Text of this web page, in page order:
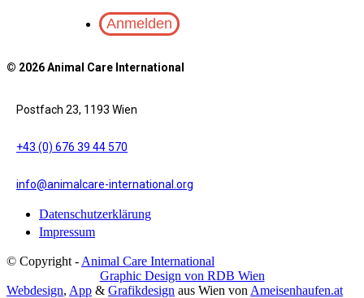
© 2026 Animal Care International
Postfach 23, 1193 Wien
+43 (0) 676 39 44 570
info@animalcare-international.org
Datenschutzerklärung
Impressum
© Copyright - Animal Care International
Graphic Design von RDB Wien
Webdesign, App & Grafikdesign aus Wien von Ameisenhaufen.at